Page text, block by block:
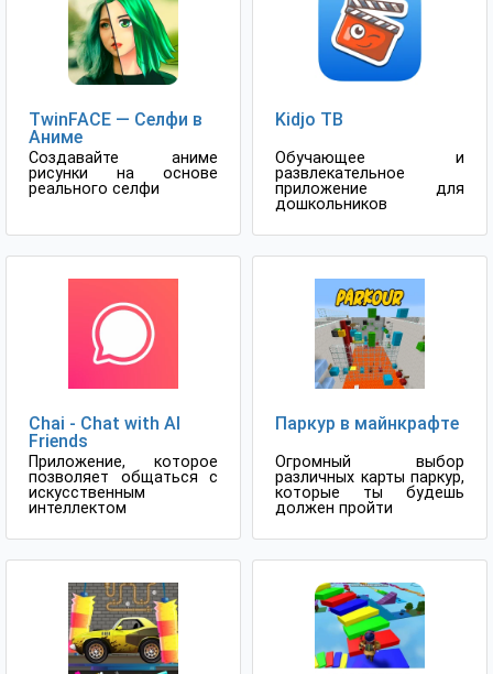
TwinFACE — Селфи в
Аниме
Создавайте аниме
рисунки на основе
реального селфи
Kidjo ТВ
Обучающее и
развлекательное
приложение для
дошкольников
Chai - Chat with AI
Friends
Приложение, которое
позволяет общаться с
искусственным
интеллектом
Паркур в майнкрафте
Огромный выбор
различных карты паркур,
которые ты будешь
должен пройти